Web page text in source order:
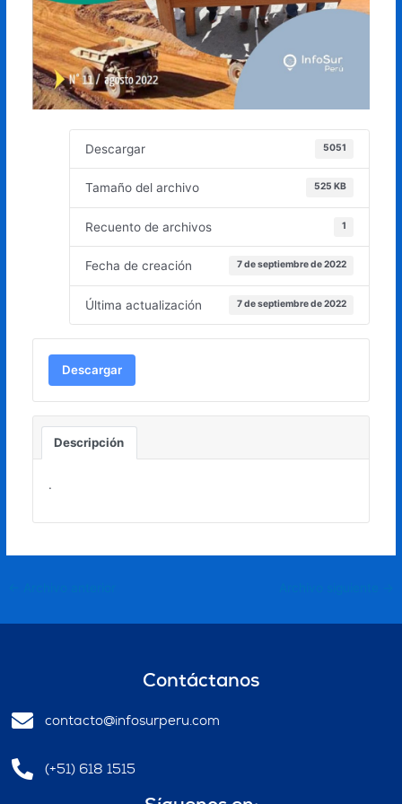
Descargar 5051
Tamaño del archivo 525 KB
Recuento de archivos 1
Fecha de creación 7 de septiembre de 2022
Última actualización 7 de septiembre de 2022
Descargar
Descripción
.
Contáctanos
contacto@infosurperu.com
(+51) 618 1515